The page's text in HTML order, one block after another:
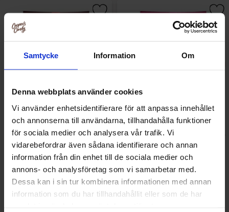
Samtycke Information Om
Denna webbplats använder cookies
Vi använder enhetsidentifierare för att anpassa innehållet
och annonserna till användarna, tillhandahålla funktioner
för sociala medier och analysera vår trafik. Vi
vidarebefordrar även sådana identifierare och annan
information från din enhet till de sociala medier och
annons- och analysföretag som vi samarbetar med.
Dessa kan i sin tur kombinera informationen med annan
information som du har tillhandahållit eller som de har
Walkers Chips Smoky Bacon
45g (BF: 2026-08-15)
16.91 kr/stk
Overvåke
Walkers Chips Prawn Cocktail
45g (BF: 2026-08-08)
16.91 kr/stk
Overvåke